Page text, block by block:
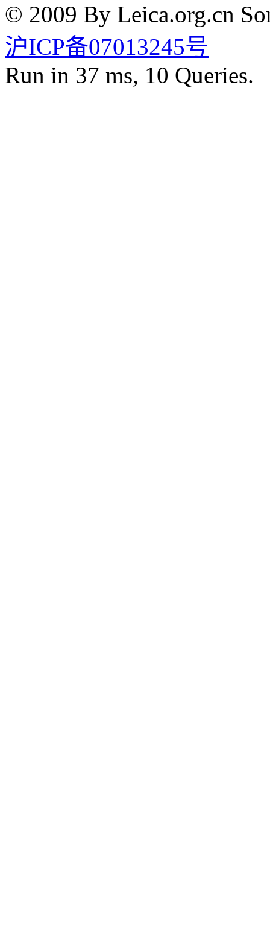
© 2009 By Leica.org.cn
沪ICP备07013245号
Run in 37 ms, 10 Queries.